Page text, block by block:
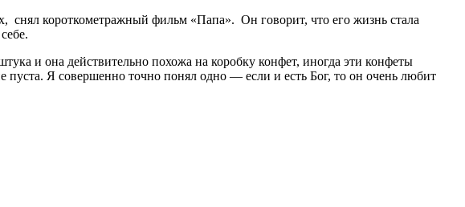
снял короткометражный фильм «Папа». Он говорит, что его жизнь стала
и она действительно похожа на коробку конфет, иногда эти конфеты
Я совершенно точно понял одно — если и есть Бог, то он очень любит